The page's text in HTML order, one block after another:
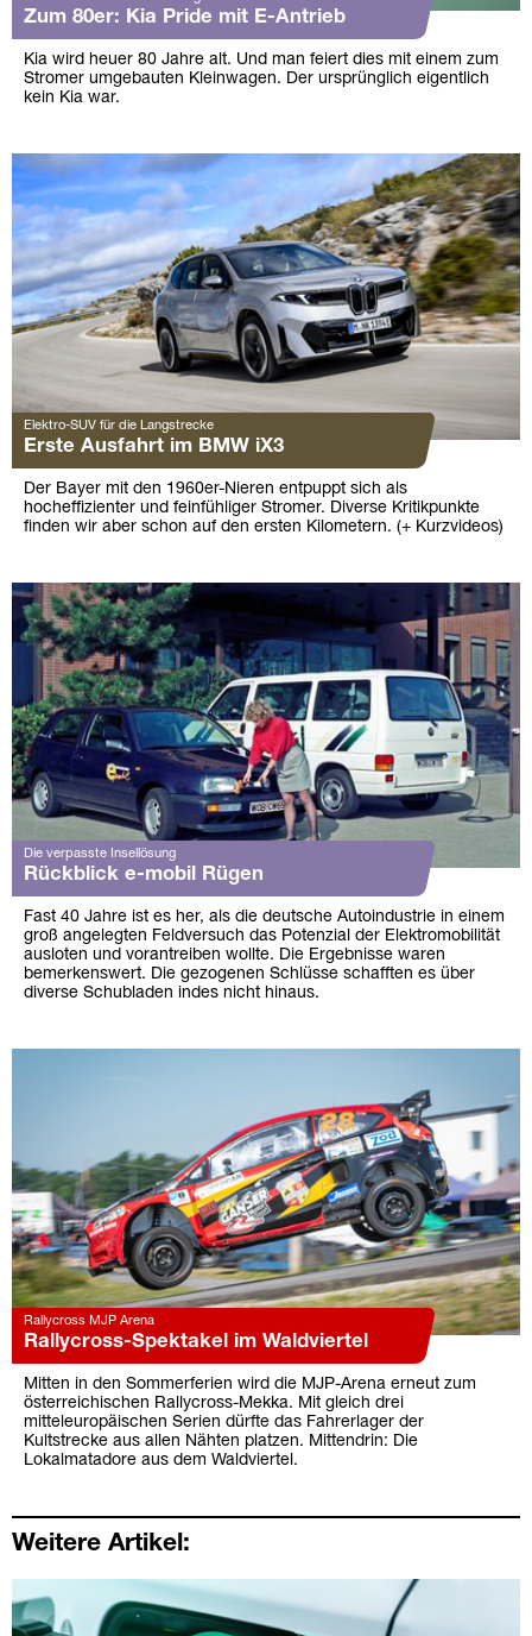
Zum 80er: Kia Pride mit E-Antrieb
Kia wird heuer 80 Jahre alt. Und man feiert dies mit einem zum
Stromer umgebauten Kleinwagen. Der ursprünglich eigentlich
kein Kia war.
Elektro-SUV für die Langstrecke
Erste Ausfahrt im BMW iX3
Der Bayer mit den 1960er-Nieren entpuppt sich als
hocheffizienter und feinfühliger Stromer. Diverse Kritikpunkte
finden wir aber schon auf den ersten Kilometern. (+ Kurzvideos)
Die verpasste Insellösung
Rückblick e-mobil Rügen
Fast 40 Jahre ist es her, als die deutsche Autoindustrie in einem
groß angelegten Feldversuch das Potenzial der Elektromobilität
ausloten und vorantreiben wollte. Die Ergebnisse waren
bemerkenswert. Die gezogenen Schlüsse schafften es über
diverse Schubladen indes nicht hinaus.
Rallycross MJP Arena
Rallycross-Spektakel im Waldviertel
Mitten in den Sommerferien wird die MJP-Arena erneut zum
österreichischen Rallycross-Mekka. Mit gleich drei
mitteleuropäischen Serien dürfte das Fahrerlager der
Kultstrecke aus allen Nähten platzen. Mittendrin: Die
Lokalmatadore aus dem Waldviertel.
Weitere Artikel: